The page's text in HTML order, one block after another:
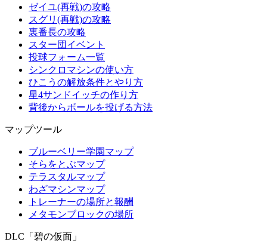
ゼイユ(再戦)の攻略
スグリ(再戦)の攻略
裏番長の攻略
スター団イベント
投球フォーム一覧
シンクロマシンの使い方
ひこうの解放条件とやり方
星4サンドイッチの作り方
背後からボールを投げる方法
マップツール
ブルーベリー学園マップ
そらをとぶマップ
テラスタルマップ
わざマシンマップ
トレーナーの場所と報酬
メタモンブロックの場所
DLC「碧の仮面」